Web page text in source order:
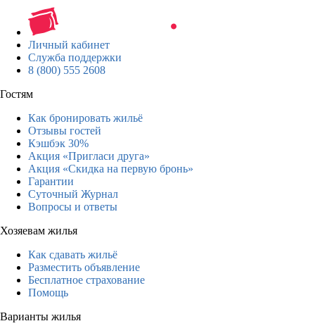
Личный кабинет
Служба поддержки
8 (800) 555 2608
Гостям
Как бронировать жильё
Отзывы гостей
Кэшбэк 30%
Акция «Пригласи друга»
Акция «Скидка на первую бронь»
Гарантии
Суточный Журнал
Вопросы и ответы
Хозяевам жилья
Как сдавать жильё
Разместить объявление
Бесплатное страхование
Помощь
Варианты жилья